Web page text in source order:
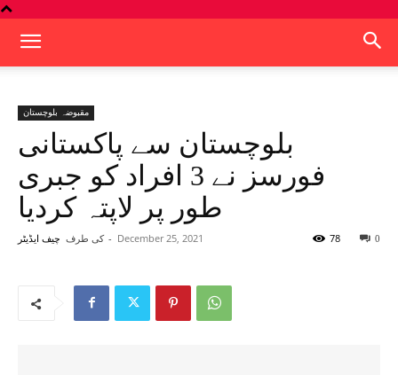
مقبوضہ بلوچستان
بلوچستان سے پاکستانی
فورسز نے 3 افراد کو جبری
طور پر لاپتہ کردیا
کی طرف چیف ایڈیٹر - December 25, 2021 0
78